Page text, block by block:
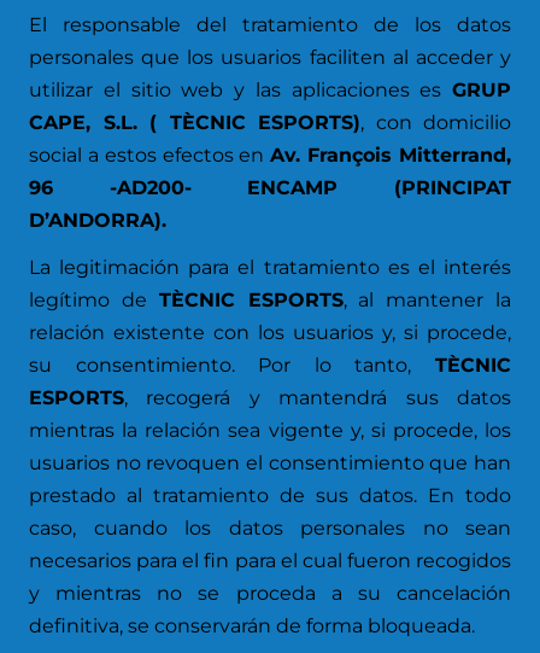
El responsable del tratamiento de los datos
personales que los usuarios faciliten al acceder y
utilizar el sitio web y las aplicaciones es GRUP
CAPE, S.L. ( TÈCNIC ESPORTS), con domicilio
social a estos efectos enAv. François Mitterrand,
96 -AD200- ENCAMP (PRINCIPAT
D’ANDORRA).
La legitimación para el tratamiento es el interés
legítimo de TÈCNIC ESPORTS, al mantener la
relación existente con los usuarios y, si procede,
su consentimiento. Por lo tanto, TÈCNIC
ESPORTS, recogerá y mantendrá sus datos
mientras la relación sea vigente y, si procede, los
usuarios no revoquen el consentimiento que han
prestado al tratamiento de sus datos. En todo
caso, cuando los datos personales no sean
necesarios para el fin para el cual fueron recogidos
y mientras no se proceda a su cancelación
definitiva, se conservarán de forma bloqueada.